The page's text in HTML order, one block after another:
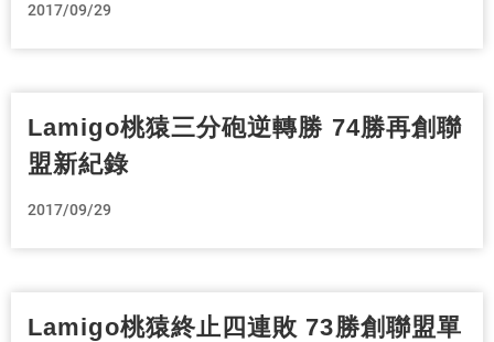
2017/09/29
Lamigo桃猿三分砲逆轉勝 74勝再創聯
盟新紀錄
2017/09/29
Lamigo桃猿終止四連敗 73勝創聯盟單